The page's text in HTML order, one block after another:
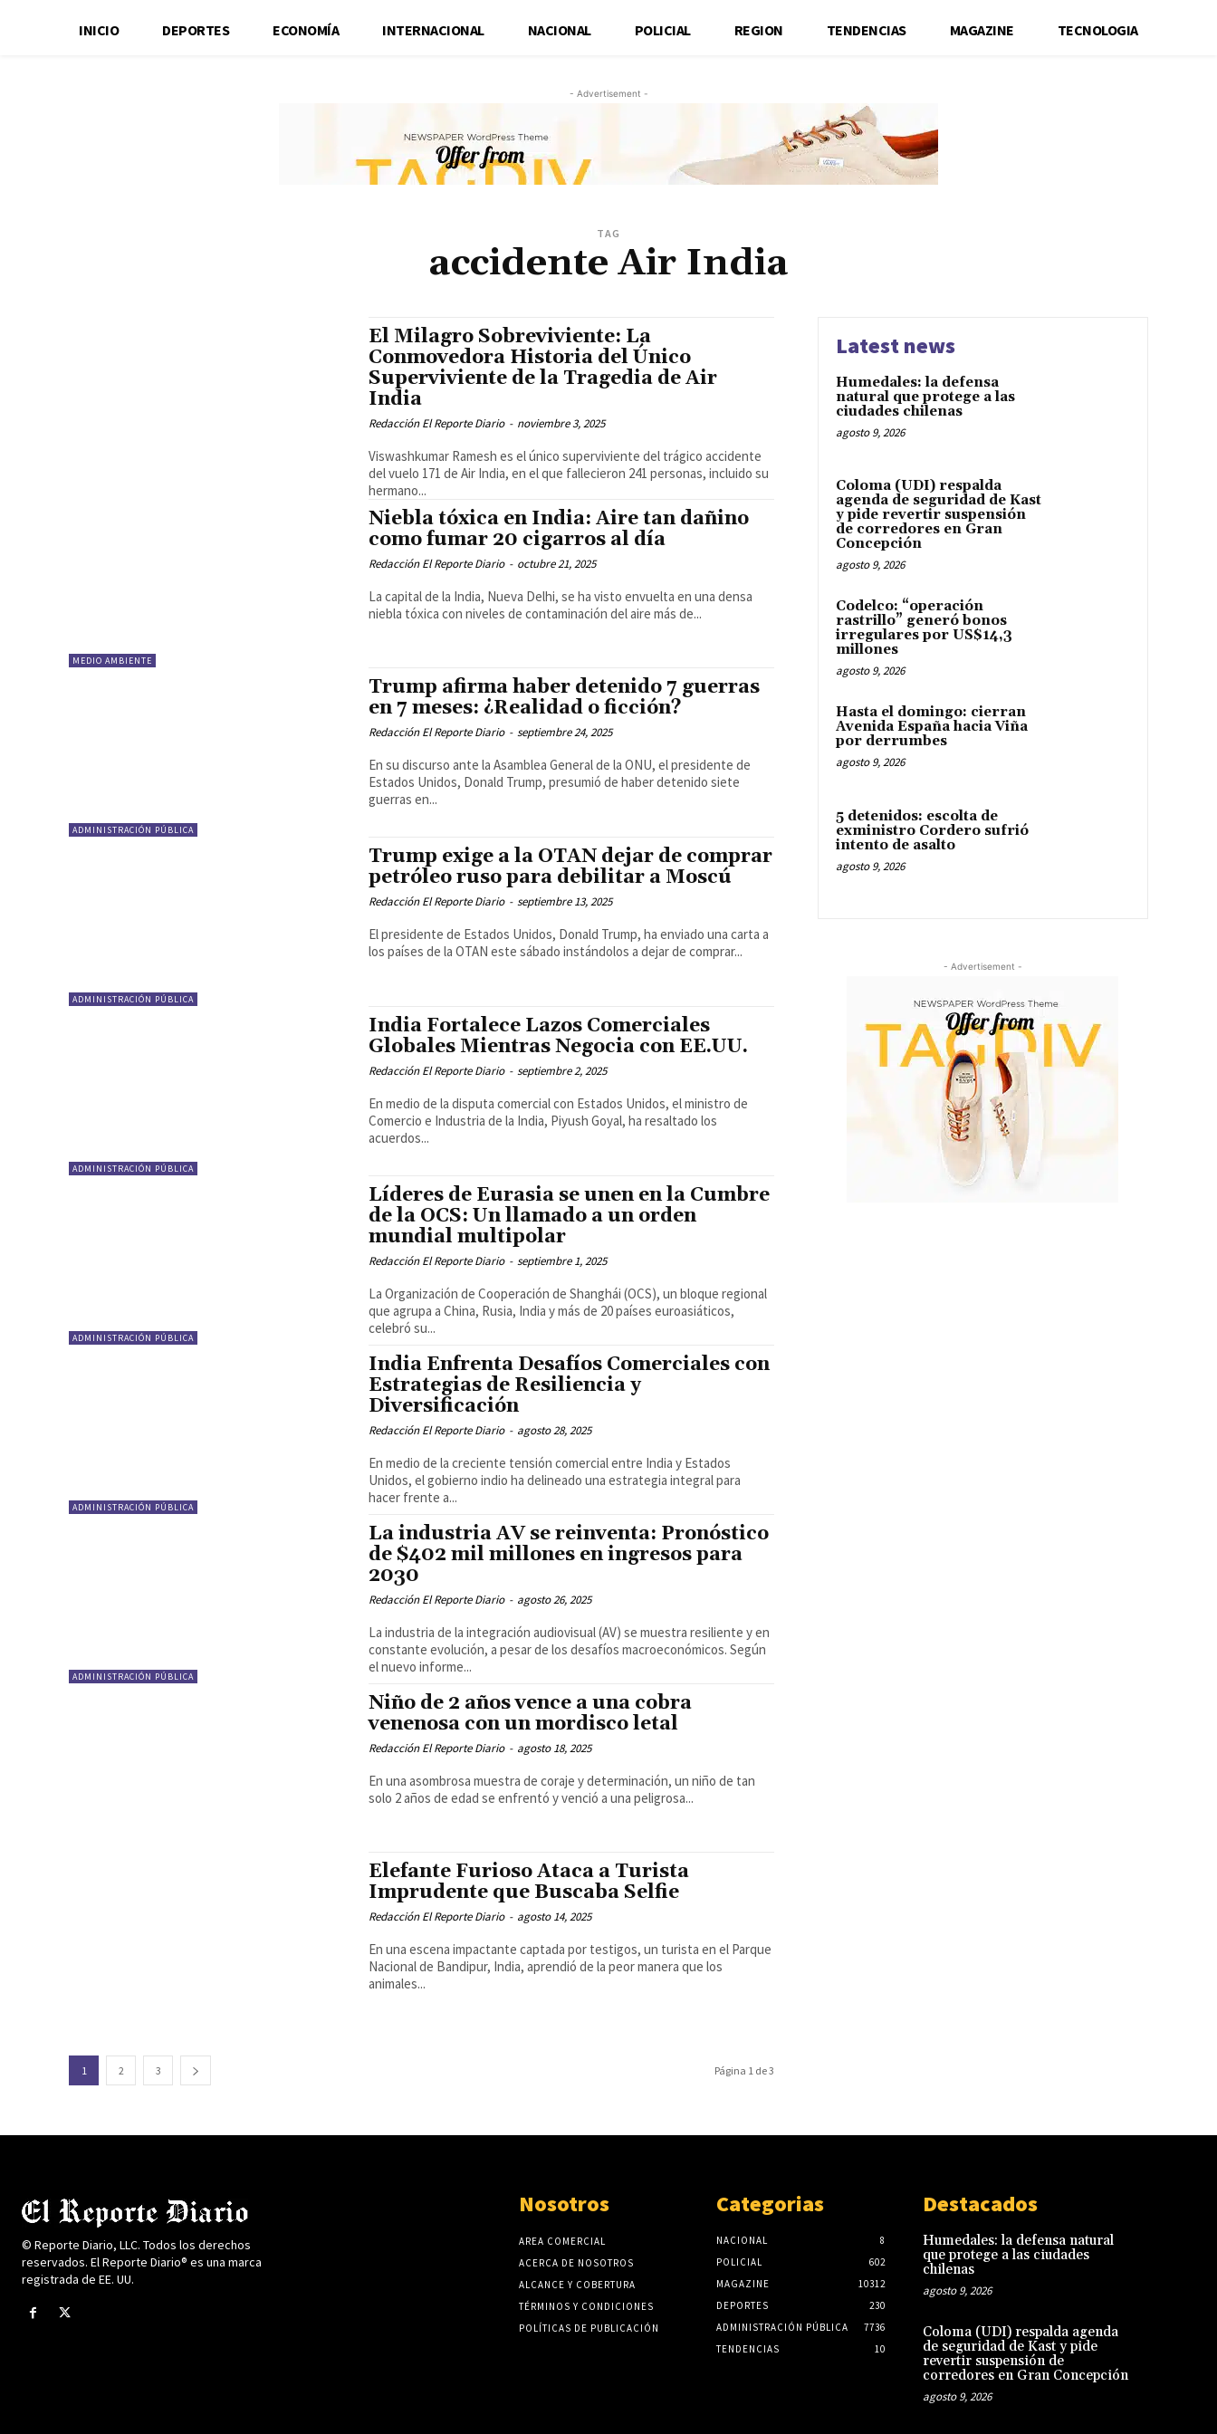
INICIO DEPORTES ECONOMÍA INTERNACIONAL NACIONAL POLICIAL REGION TENDENCIAS MAGAZINE TECNOLOGIA
- Advertisement -
TAG
accidente Air India
El Milagro Sobreviviente: La
Conmovedora Historia del Único
Superviviente de la Tragedia de Air
India
Redacción El Reporte Diario - noviembre 3, 2025
Viswashkumar Ramesh es el único superviviente del trágico accidente
del vuelo 171 de Air India, en el que fallecieron 241 personas, incluido su
hermano...
MEDIO AMBIENTE
Niebla tóxica en India: Aire tan dañino
como fumar 20 cigarros al día
Redacción El Reporte Diario - octubre 21, 2025
La capital de la India, Nueva Delhi, se ha visto envuelta en una densa
niebla tóxica con niveles de contaminación del aire más de...
ADMINISTRACIÓN PÚBLICA
Trump afirma haber detenido 7 guerras
en 7 meses: ¿Realidad o ficción?
Redacción El Reporte Diario - septiembre 24, 2025
En su discurso ante la Asamblea General de la ONU, el presidente de
Estados Unidos, Donald Trump, presumió de haber detenido siete
guerras en...
ADMINISTRACIÓN PÚBLICA
Trump exige a la OTAN dejar de comprar
petróleo ruso para debilitar a Moscú
Redacción El Reporte Diario - septiembre 13, 2025
El presidente de Estados Unidos, Donald Trump, ha enviado una carta a
los países de la OTAN este sábado instándolos a dejar de comprar...
ADMINISTRACIÓN PÚBLICA
India Fortalece Lazos Comerciales
Globales Mientras Negocia con EE.UU.
Redacción El Reporte Diario - septiembre 2, 2025
En medio de la disputa comercial con Estados Unidos, el ministro de
Comercio e Industria de la India, Piyush Goyal, ha resaltado los
acuerdos...
ADMINISTRACIÓN PÚBLICA
Líderes de Eurasia se unen en la Cumbre
de la OCS: Un llamado a un orden
mundial multipolar
Redacción El Reporte Diario - septiembre 1, 2025
La Organización de Cooperación de Shanghái (OCS), un bloque regional
que agrupa a China, Rusia, India y más de 20 países euroasiáticos,
celebró su...
ADMINISTRACIÓN PÚBLICA
India Enfrenta Desafíos Comerciales con
Estrategias de Resiliencia y
Diversificación
Redacción El Reporte Diario - agosto 28, 2025
En medio de la creciente tensión comercial entre India y Estados
Unidos, el gobierno indio ha delineado una estrategia integral para
hacer frente a...
ADMINISTRACIÓN PÚBLICA
La industria AV se reinventa: Pronóstico
de $402 mil millones en ingresos para
2030
Redacción El Reporte Diario - agosto 26, 2025
La industria de la integración audiovisual (AV) se muestra resiliente y en
constante evolución, a pesar de los desafíos macroeconómicos. Según
el nuevo informe...
Niño de 2 años vence a una cobra
venenosa con un mordisco letal
Redacción El Reporte Diario - agosto 18, 2025
En una asombrosa muestra de coraje y determinación, un niño de tan
solo 2 años de edad se enfrentó y venció a una peligrosa...
Elefante Furioso Ataca a Turista
Imprudente que Buscaba Selfie
Redacción El Reporte Diario - agosto 14, 2025
En una escena impactante captada por testigos, un turista en el Parque
Nacional de Bandipur, India, aprendió de la peor manera que los
animales...
1 2 3 Página 1 de 3
Latest news
Humedales: la defensa
natural que protege a las
ciudades chilenas
agosto 9, 2026
Coloma (UDI) respalda
agenda de seguridad de Kast
y pide revertir suspensión
de corredores en Gran
Concepción
agosto 9, 2026
Codelco: “operación
rastrillo” generó bonos
irregulares por US$14,3
millones
agosto 9, 2026
Hasta el domingo: cierran
Avenida España hacia Viña
por derrumbes
agosto 9, 2026
5 detenidos: escolta de
exministro Cordero sufrió
intento de asalto
agosto 9, 2026
- Advertisement -
© Reporte Diario, LLC. Todos los derechos
reservados. El Reporte Diario® es una marca
registrada de EE. UU.
Nosotros
AREA COMERCIAL
ACERCA DE NOSOTROS
ALCANCE Y COBERTURA
TÉRMINOS Y CONDICIONES
POLÍTICAS DE PUBLICACIÓN
Categorias
NACIONAL
8
POLICIAL
602
MAGAZINE
10312
DEPORTES
230
ADMINISTRACIÓN PÚBLICA
7736
TENDENCIAS
10
Destacados
Humedales: la defensa natural
que protege a las ciudades
chilenas
agosto 9, 2026
Coloma (UDI) respalda agenda
de seguridad de Kast y pide
revertir suspensión de
corredores en Gran Concepción
agosto 9, 2026